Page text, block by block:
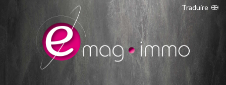
Traduire